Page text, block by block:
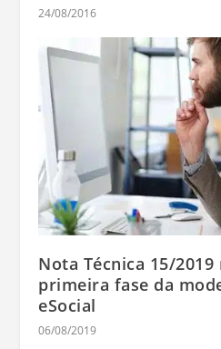
24/08/2016
Nota Técnica 15/
primeira fase da
eSocial
06/08/2019